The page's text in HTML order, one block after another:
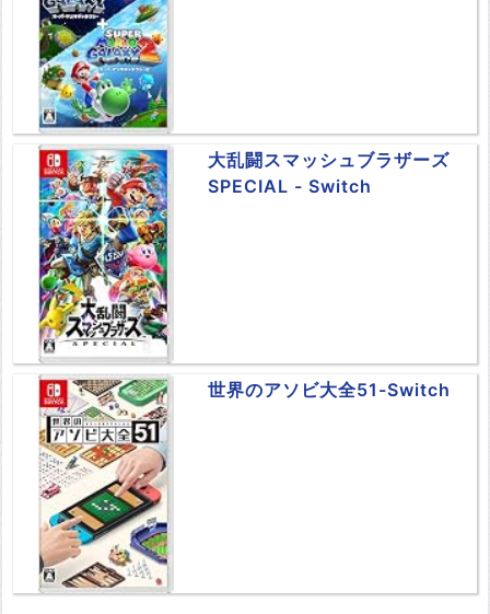
大乱闘スマッシュブラザーズ
SPECIAL - Switch
世界のアソビ大全51-Switch